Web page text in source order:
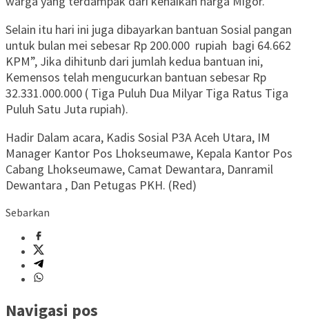
Selain itu hari ini juga dibayarkan bantuan Sosial pangan
untuk bulan mei sebesar Rp 200.000 rupiah bagi 64.662
KPM”, Jika dihitunb dari jumlah kedua bantuan ini,
Kemensos telah mengucurkan bantuan sebesar Rp
32.331.000.000 ( Tiga Puluh Dua Milyar Tiga Ratus Tiga
Puluh Satu Juta rupiah).
Hadir Dalam acara, Kadis Sosial P3A Aceh Utara, IM
Manager Kantor Pos Lhokseumawe, Kepala Kantor Pos
Cabang Lhokseumawe, Camat Dewantara, Danramil
Dewantara , Dan Petugas PKH. (Red)
Sebarkan
Navigasi pos